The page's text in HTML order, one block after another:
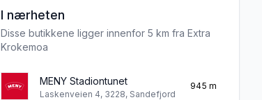
I nærheten
Disse butikkene ligger innenfor 5 km fra Extra
Krokemoa
MENY Stadiontunet
Laskenveien 4, 3228, Sandefjord
945 m